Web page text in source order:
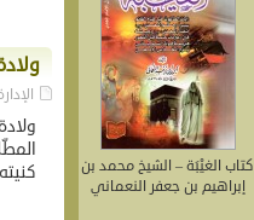
كتاب الغيْبَة – الشيخ محمد بن
إبراهيم بن جعفر النعماني